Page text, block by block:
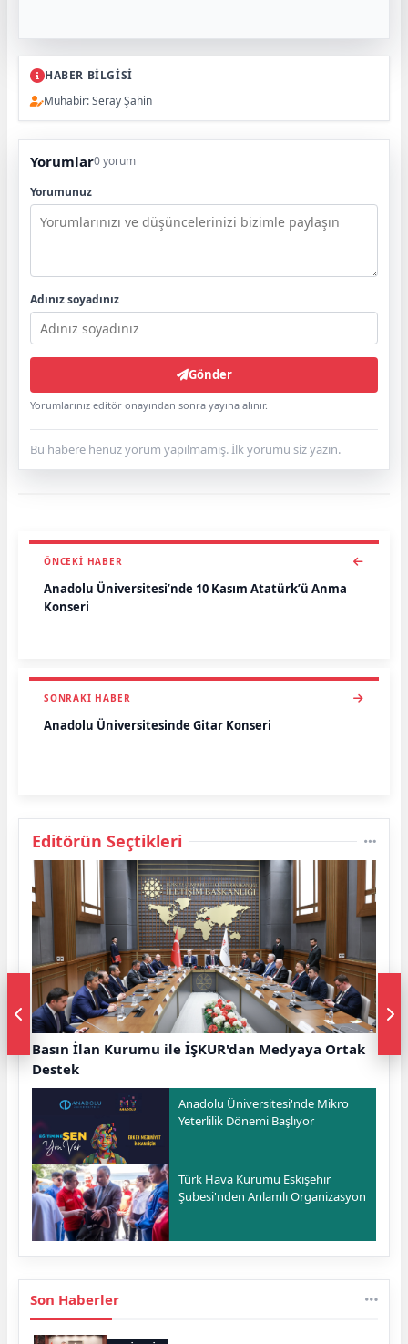
HABER BİLGİSİ
Muhabir: Seray Şahin
Yorumlar0 yorum
Yorumunuz
Adınız soyadınız
Gönder
Yorumlarınız editör onayından sonra yayına alınır.
Bu habere henüz yorum yapılmamış. İlk yorumu siz yazın.
ÖNCEKI HABER
Anadolu Üniversitesi’nde 10 Kasım Atatürk’ü Anma
Konseri
SONRAKI HABER
Anadolu Üniversitesinde Gitar Konseri
Editörün Seçtikleri
Basın İlan Kurumu ile İŞKUR'dan Medyaya Ortak
Destek
Anadolu Üniversitesi'nde Mikro
Yeterlilik Dönemi Başlıyor
Türk Hava Kurumu Eskişehir
Şubesi'nden Anlamlı Organizasyon
Son Haberler